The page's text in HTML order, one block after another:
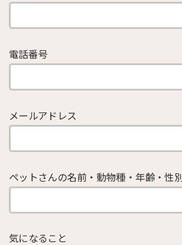
電話番号
メールアドレス
ペットさんの名前・動物種・年齢・性別
気になること